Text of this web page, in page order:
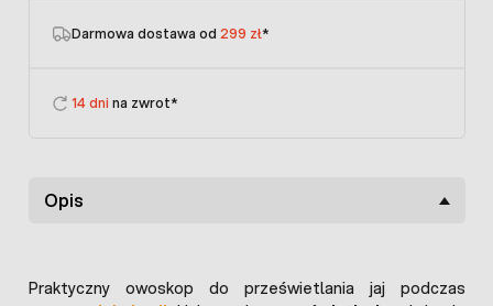
Darmowa dostawa od 299 zł*
14 dni na zwrot*
Opis
Praktyczny owoskop do prześwietlania jaj podczas